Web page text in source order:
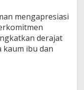
mengapresiasi
derajat
kaum ibu dan